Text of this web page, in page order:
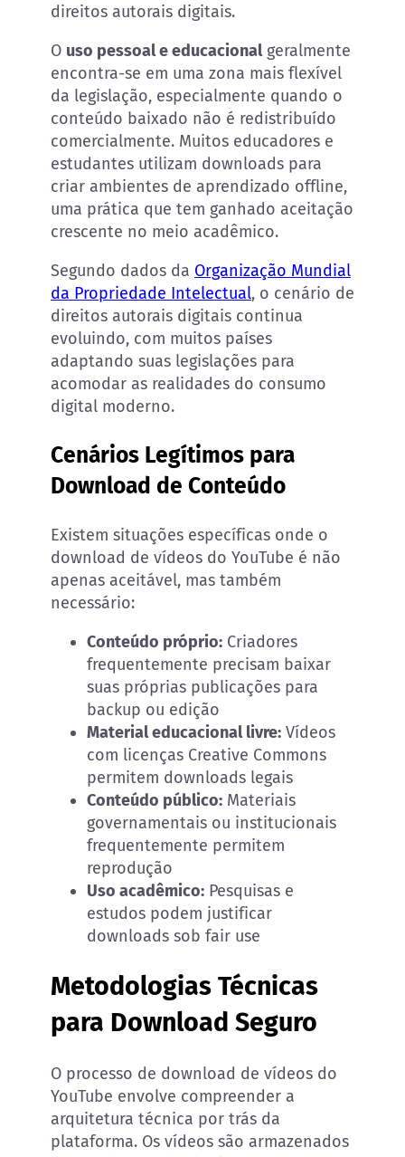
direitos autorais digitais.
O uso pessoal e educacionalgeralmente
encontra-se em uma zona mais flexível
da legislação, especialmente quando o
conteúdo baixado não é redistribuído
comercialmente. Muitos educadores e
estudantes utilizam downloads para
criar ambientes de aprendizado offline,
uma prática que tem ganhado aceitação
crescente no meio acadêmico.
Segundo dados da Organização Mundial
da Propriedade Intelectual, o cenário de
direitos autorais digitais continua
evoluindo, com muitos países
adaptando suas legislações para
acomodar as realidades do consumo
digital moderno.
Cenários Legítimos para
Download de Conteúdo
Existem situações específicas onde o
download de vídeos do YouTube é não
apenas aceitável, mas também
necessário:
Conteúdo próprio: Criadores
frequentemente precisam baixar
suas próprias publicações para
backup ou edição
Material educacional livre: Vídeos
com licenças Creative Commons
permitem downloads legais
Conteúdo público: Materiais
governamentais ou institucionais
frequentemente permitem
reprodução
Uso acadêmico: Pesquisas e
estudos podem justificar
downloads sob fair use
Metodologias Técnicas
para Download Seguro
O processo de download de vídeos do
YouTube envolve compreender a
arquitetura técnica por trás da
plataforma. Os vídeos são armazenados